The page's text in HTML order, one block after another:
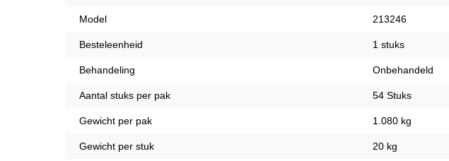
Model 213246
Besteleenheid 1 stuks
Behandeling Onbehandeld
Aantal stuks per pak 54 Stuks
Gewicht per pak 1.080 kg
Gewicht per stuk 20 kg